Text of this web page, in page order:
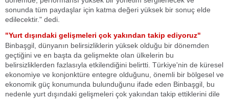
sonunda tüm paydaşlar için katma değeri yüksek bir sonuç elde
edilecektir." dedi.
"Yurt dışındaki gelişmeleri çok yakından takip ediyoruz"
Binbaşgil, dünyanın belirsizliklerin yüksek olduğu bir dönemden
geçtiğini ve en başta da gelişmekte olan ülkelerin bu
belirsizliklerden fazlasıyla etkilendiğini belirtti. Türkiye'nin de küresel
ekonomiye ve konjonktüre entegre olduğunu, önemli bir bölgesel ve
ekonomik güç konumunda bulunduğunu ifade eden Binbaşgil, bu
nedenle yurt dışındaki gelişmeleri çok yakından takip ettiklerini dile